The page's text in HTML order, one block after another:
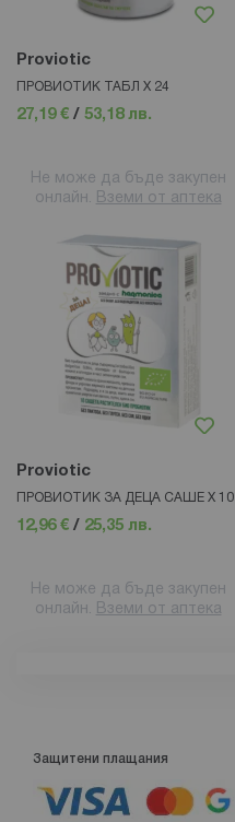
Proviotic
ПРОВИОТИК ТАБЛ Х 24
27,19 € / 53,18 лв.
Не може да бъде закупен
онлайн. Вземи от аптека
Proviotic
ПРОВИОТИК ЗА ДЕЦА САШЕ Х 10
12,96 € / 25,35 лв.
Не може да бъде закупен
онлайн. Вземи от аптека
Защитени плащания